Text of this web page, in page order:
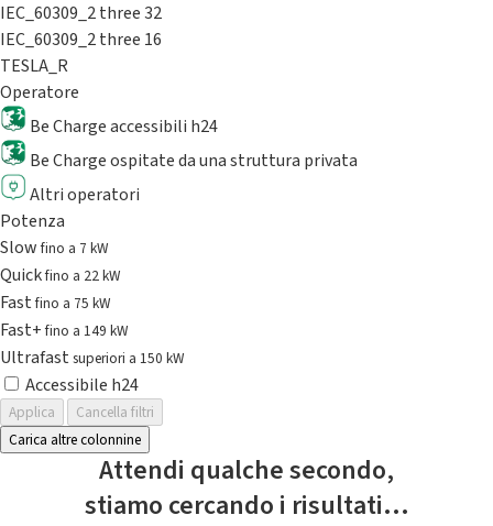
IEC_60309_2 three 32
IEC_60309_2 three 16
TESLA_R
Operatore
Be Charge accessibili h24
Be Charge ospitate da una struttura privata
Altri operatori
Potenza
Slowfino a 7 kW
Quickfino a 22 kW
Fastfino a 75 kW
Fast+fino a 149 kW
Ultrafast superiori a 150 kW
Accessibile h24
Applica
Cancella filtri
Carica altre colonnine
Attendi qualche secondo,
stiamo cercando i risultati...